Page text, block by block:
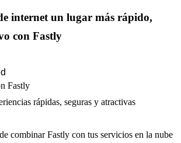
internet un lugar más rápido,
con Fastly
Fastly
rápidas, seguras y atractivas
combinar Fastly con tus servicios en la nube